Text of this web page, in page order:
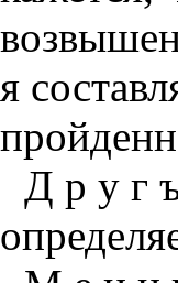
я
Д р у г